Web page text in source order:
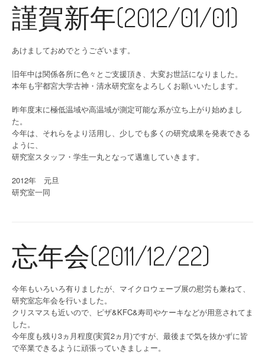
謹賀新年(2012/01/01)
あけましておめでとうございます。
旧年中は関係各所に色々とご支援頂き、大変お世話になりました。
本年も宇都宮大学古神・清水研究室をよろしくお願いいたします。
昨年度末に極低温域や高温域が測定可能な系が立ち上がり始めまし
た。
今年は、それらをより活用し、少しでも多くの研究成果を発表できる
ように、
研究室スタッフ・学生一丸となって邁進していきます。
2012年 元旦
研究室一同
忘年会(2011/12/22)
今年もいろいろ有りましたが、マイクロウェーブ展の慰労も兼ねて、
研究室忘年会を行いました。
クリスマスも近いので、ピザ&KFC&寿司やケーキなどが用意されてま
した。
今年度も残り3ヵ月程度(実質2ヵ月)ですが、最後まで気を抜かずに皆
で卒業できるように頑張っていきましょー。